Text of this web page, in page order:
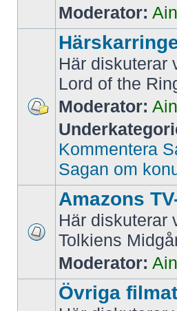
Moderator:
Här diskuterar
Lord of the
Moderator:
Kommentera
Sagan om
Amazons
Här diskuterar
Tolkiens
Moderator:
Övriga